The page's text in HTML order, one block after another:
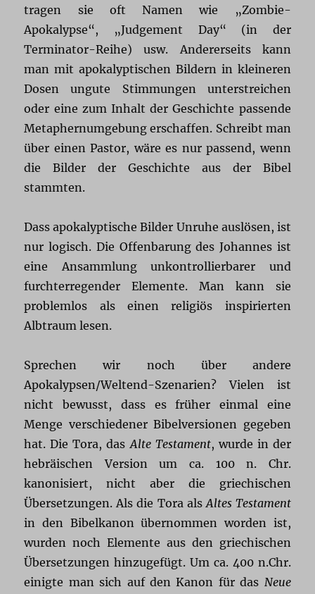
tragen sie oft Namen wie „Zombie-
Apokalypse“, „Judgement Day“ (in der
Terminator-Reihe) usw. Andererseits kann
man mit apokalyptischen Bildern in kleineren
Dosen ungute Stimmungen unterstreichen
oder eine zum Inhalt der Geschichte passende
Metaphernumgebung erschaffen. Schreibt man
über einen Pastor, wäre es nur passend, wenn
die Bilder der Geschichte aus der Bibel
stammten.
Dass apokalyptische Bilder Unruhe auslösen, ist
nur logisch. Die Offenbarung des Johannes ist
eine Ansammlung unkontrollierbarer und
furchterregender Elemente. Man kann sie
problemlos als einen religiös inspirierten
Albtraum lesen.
Sprechen wir noch über andere
Apokalypsen/Weltend-Szenarien? Vielen ist
nicht bewusst, dass es früher einmal eine
Menge verschiedener Bibelversionen gegeben
hat. Die Tora, dasAlte Testament, wurde in der
hebräischen Version um ca. 100 n. Chr.
kanonisiert, nicht aber die griechischen
Übersetzungen. Als die Tora alsAltes Testament
in den Bibelkanon übernommen worden ist,
wurden noch Elemente aus den griechischen
Übersetzungen hinzugefügt. Um ca. 400 n.Chr.
einigte man sich auf den Kanon für das Neue